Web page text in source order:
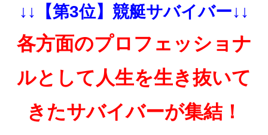
↓↓【第3位】競艇サバイバー↓↓
各方面のプロフェッショナ
ルとして人生を生き抜いて
きたサバイバーが集結！